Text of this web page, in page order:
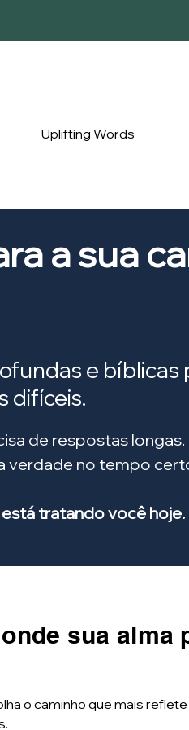
Uplifting Words
a sua
e
difíceis.
de respostas longas.
verdade no tempo
tratando você hoje.
sua alma
o caminho que mais